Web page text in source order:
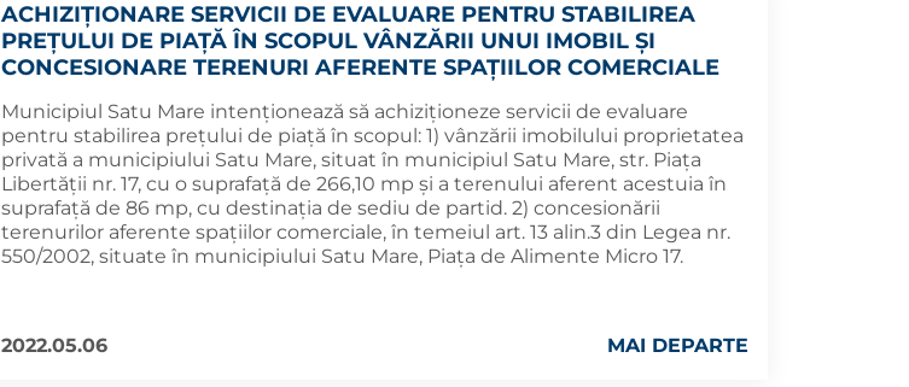
ACHIZIȚIONARE SERVICII DE EVALUARE PENTRU STABILIREA
PREȚULUI DE PIAȚĂ ÎN SCOPUL VÂNZĂRII UNUI IMOBIL ȘI
CONCESIONARE TERENURI AFERENTE SPAȚIILOR COMERCIALE
Municipiul Satu Mare intenționează să achiziționeze servicii de evaluare
pentru stabilirea prețului de piață în scopul: 1) vânzării imobilului proprietatea
privată a municipiului Satu Mare, situat în municipiul Satu Mare, str. Piața
Libertății nr. 17, cu o suprafață de 266,10 mp și a terenului aferent acestuia în
suprafață de 86 mp, cu destinația de sediu de partid. 2) concesionării
terenurilor aferente spațiilor comerciale, în temeiul art. 13 alin.3 din Legea nr.
550/2002, situate în municipiului Satu Mare, Piața de Alimente Micro 17.
2022.05.06 MAI DEPARTE